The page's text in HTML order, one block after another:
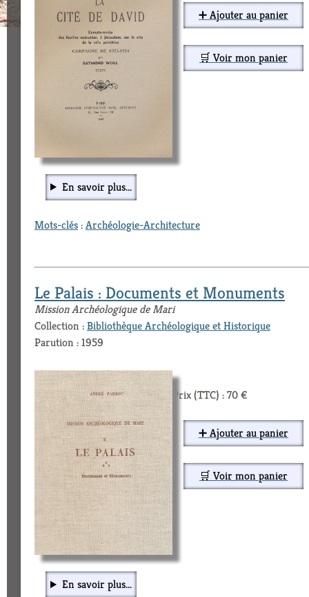
➕ Ajouter au panier
🛒 Voir mon panier
En savoir plus...
Mots-clés:Archéologie-Architecture
Le Palais : Documents et Monuments
Mission Archéologique de Mari
Collection :Bibliothèque Archéologique et Historique
Parution : 1959
Prix (TTC) : 70 €
➕ Ajouter au panier
🛒 Voir mon panier
En savoir plus...